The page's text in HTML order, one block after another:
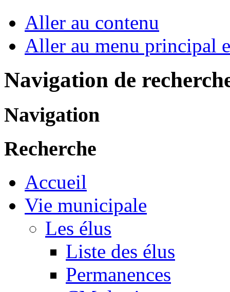
Aller au contenu
Aller au menu principal
Navigation de
Navigation
Recherche
Accueil
Vie municipale
Les élus
Liste des élus
Permanences